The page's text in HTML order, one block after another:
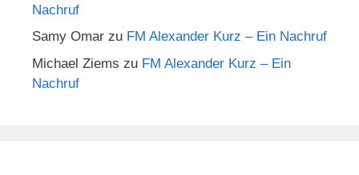
Nachruf
Samy Omar zu FM Alexander Kurz – Ein Nachruf
Michael Ziems zu FM Alexander Kurz – Ein
Nachruf